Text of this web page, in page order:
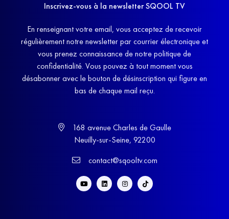
Inscrivez-vous à la newsletter SQOOL TV
En renseignant votre email, vous acceptez de recevoir
régulièrement notre newsletter par courrier électronique et
vous prenez connaissance de notre politique de
confidentialité. Vous pouvez à tout moment vous
désabonner avec le bouton de désinscription qui figure en
bas de chaque mail reçu.
168 avenue Charles de Gaulle
Neuilly-sur-Seine, 92200
contact@sqooltv.com